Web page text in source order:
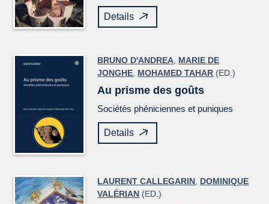
Details
BRUNO D'ANDREA MARIE DE
JONGHE MOHAMED TAHAR (ED.)
Au prisme des goûts
Sociétés phéniciennes et puniques
Details
LAURENT CALLEGARIN DOMINIQUE
VALÉRIAN (ED.)